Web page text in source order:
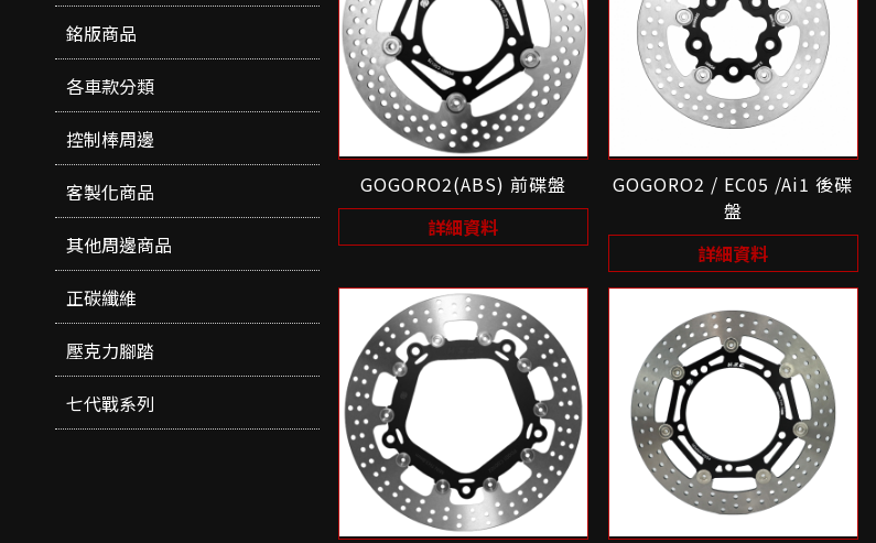
銘版商品
各車款分類
控制棒周邊
客製化商品
其他周邊商品
正碳纖維
壓克力腳踏
七代戰系列
GOGORO2(ABS) 前碟盤
詳細資料
GOGORO2 / EC05 /Ai1 後碟
盤
詳細資料